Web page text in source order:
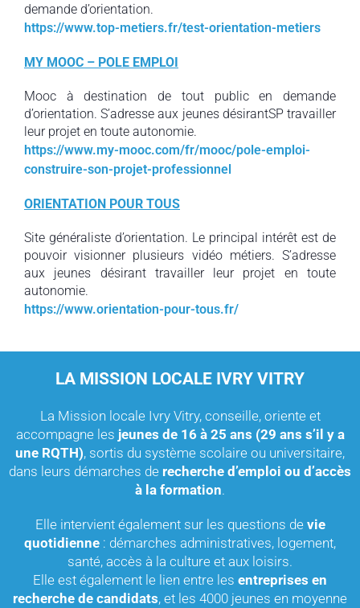
demande d’orientation.
https://www.top-metiers.fr/test-orientation-metiers
MY MOOC – POLE EMPLOI
Mooc à destination de tout public en demande
d’orientation. S’adresse aux jeunes désirantSP travailler
leur projet en toute autonomie.
https://www.my-mooc.com/fr/mooc/pole-emploi-
construire-son-projet-professionnel
ORIENTATION POUR TOUS
Site généraliste d’orientation. Le principal intérêt est de
pouvoir visionner plusieurs vidéo métiers. S’adresse
aux jeunes désirant travailler leur projet en toute
autonomie.
https://www.orientation-pour-tous.fr/
LA MISSION LOCALE IVRY VITRY
La Mission locale Ivry Vitry, conseille, oriente et
accompagne les jeunes de 16 à 25 ans (29 ans s’il y a
une RQTH), sortis du système scolaire ou universitaire,
dans leurs démarches de recherche d’emploi ou d’accès
à la formation.
Elle intervient également sur les questions de vie
quotidienne : démarches administratives, logement,
santé, accès à la culture et aux loisirs.
Elle est également le lien entre les entreprises en
recherche de candidats, et les 4000 jeunes en moyenne